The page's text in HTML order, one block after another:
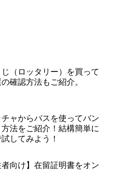
（ロッタリー）を買って
確認方法もご紹介。
ャからバスを使ってバン
法をご紹介！結構簡単に
してみよう！
者向け】在留証明書をオン